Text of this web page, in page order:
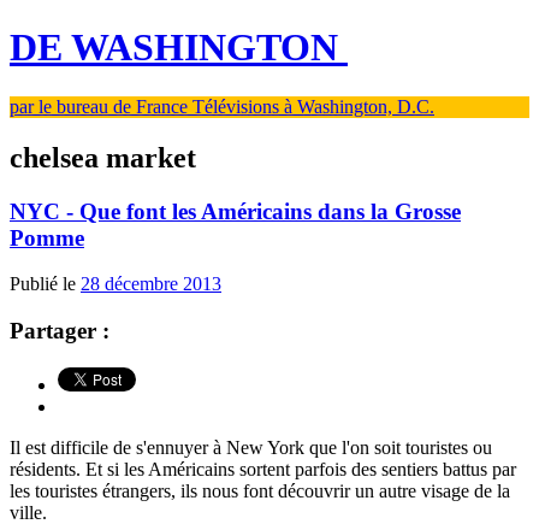
DE WASHINGTON
par le bureau de France Télévisions à Washington, D.C.
chelsea market
NYC - Que font les Américains dans la Grosse
Pomme
Publié le 28 décembre 2013
Partager :
Il est difficile de s'ennuyer à New York que l'on soit touristes ou
résidents. Et si les Américains sortent parfois des sentiers battus par
les touristes étrangers, ils nous font découvrir un autre visage de la
ville.